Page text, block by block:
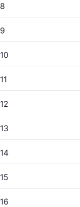
8
9
10
11
12
13
14
15
16